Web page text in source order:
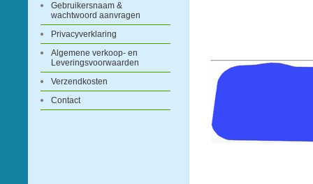
Gebruikersnaam &
wachtwoord aanvragen
Privacyverklaring
Algemene verkoop- en
Leveringsvoorwaarden
Verzendkosten
Contact